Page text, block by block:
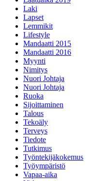
Laki
Lapset
Lemmikit
Lifestyle
Mandaatti 2015
Mandaatti 2016
Myynti
Nimitys
Nuori Johtaja
Nuori Johtaja
Ruoka
Sijoittaminen
Talous
Tekoäly
Terveys
Tiedote
Tutkimus
Työntekijäkokemus
Työympäristö
Vapaa-aika